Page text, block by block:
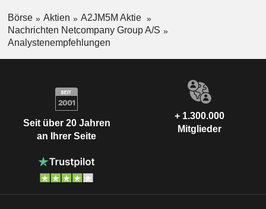
Börse Aktien
A2JM5M Aktie
Nachrichten Netcompany Group A/S
Analystenempfehlungen
Seit über 20 Jahren
an Ihrer Seite
+ 1.300.000
Mitglieder